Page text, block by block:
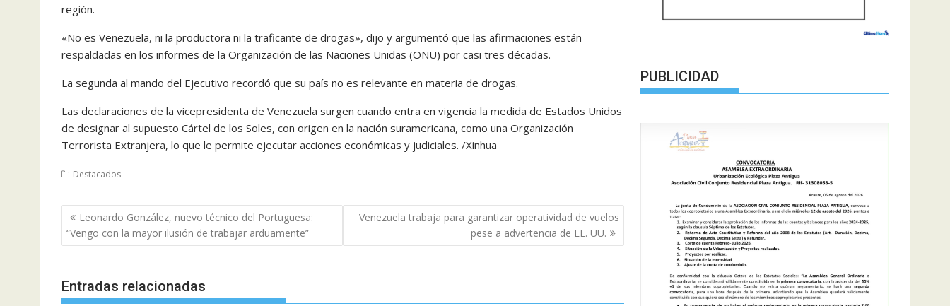
región.
«No es Venezuela, ni la productora ni la traficante de drogas», dijo y argumentó que las afirmaciones están
respaldadas en los informes de la Organización de las Naciones Unidas (ONU) por casi tres décadas.
La segunda al mando del Ejecutivo recordó que su país no es relevante en materia de drogas.
Las declaraciones de la vicepresidenta de Venezuela surgen cuando entra en vigencia la medida de Estados Unidos
de designar al supuesto Cártel de los Soles, con origen en la nación suramericana, como una Organización
Terrorista Extranjera, lo que le permite ejecutar acciones económicas y judiciales. /Xinhua
Destacados
Navegación
de
entradas
Leonardo González, nuevo técnico del Portuguesa:
“Vengo con la mayor ilusión de trabajar arduamente”
Venezuela trabaja para garantizar operatividad de vuelos
pese a advertencia de EE. UU.
Entradas relacionadas
PUBLICIDAD